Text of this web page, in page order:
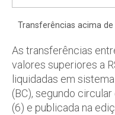
Transferências acima
As transferências
valores superiores a
liquidadas em
(BC), segundo
(6) e publicada na